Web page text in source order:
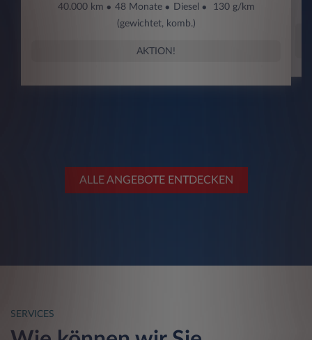
40.000 km 48 Monate Diesel
130 g/km
(gewichtet, komb.)
AKTION!
ALLE ANGEBOTE ENTDECKEN
SERVICES